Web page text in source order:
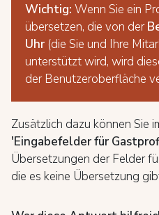
Wichtig: Wenn Sie ein
übersetzen, die von der
Uhr (die Sie und Ihre
unterstützt wird, wird
der Benutzeroberfläche
Zusätzlich dazu können Sie
'Eingabefelder für
Übersetzungen der Felder
die es keine Übersetzung